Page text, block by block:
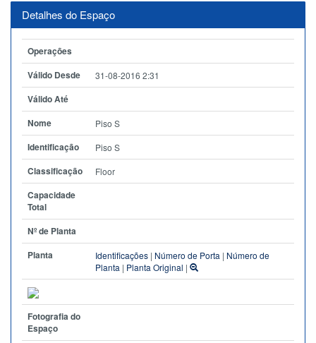
Detalhes do Espaço
Operações
Válido Desde
31-08-2016 2:31
Válido Até
Nome
Piso S
Identificação Piso S
Classificação Floor
Capacidade
Total
Nº de Planta
Planta
Identificações | Número de Porta | Número de
Planta | Planta Original |
Fotografia do
Espaço